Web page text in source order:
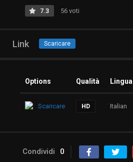
7.3 56 voti
Link Scaricare
Options Qualità Lingua
Scaricare HD Italian
Condividi 0